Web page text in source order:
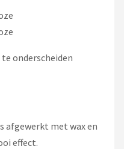
onderscheiden
afgewerkt met wax en
effect.